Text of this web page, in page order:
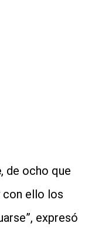
, de ocho que
con ello los
expresó